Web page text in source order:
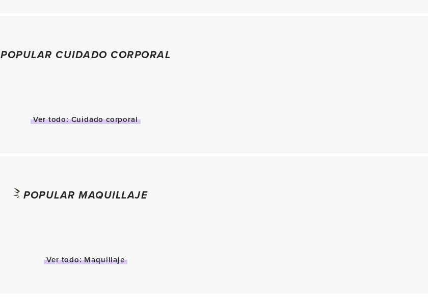
POPULAR CUIDADO CORPORAL
Ver todo: Cuidado corporal
POPULAR MAQUILLAJE
Ver todo: Maquillaje